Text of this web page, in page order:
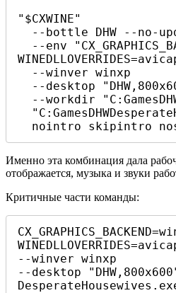
"$CXWINE"
nointro skipintro
Именно эта комбинация дала
отображается, музыка и звуки
Критичные части команды:
--winver winxp
--desktop